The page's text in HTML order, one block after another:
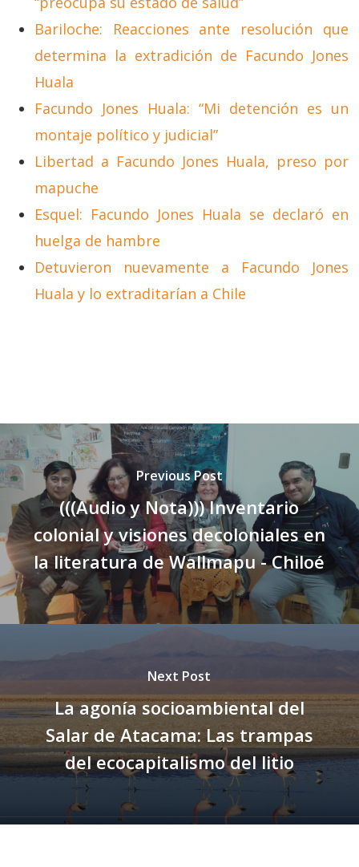
Bariloche: Reacciones ante resolución que
determina la extradición de Facundo Jones
Huala
Facundo Jones Huala: “Mi detención es un
montaje político y judicial”
Libertad a Facundo Jones Huala, preso por
mapuche
Esquel: Facundo Jones Huala se declaró en
huelga de hambre
Detuvieron nuevamente a Facundo Jones
Huala y lo extraditarían a Chile
Previous Post
(((Audio y Nota))) Inventario
colonial y visiones decoloniales en
la literatura de Wallmapu - Chiloé
Next Post
La agonía socioambiental del
Salar de Atacama: Las trampas
del ecocapitalismo del litio